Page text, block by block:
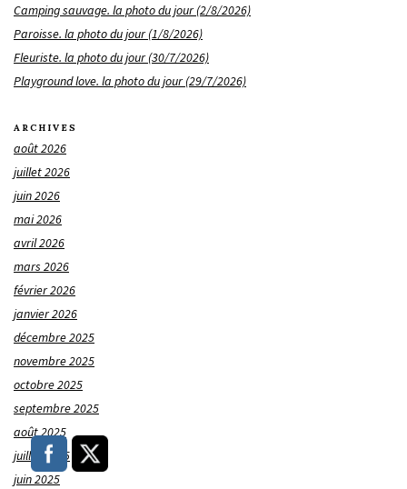
Camping sauvage. la photo du jour (2/8/2026)
Paroisse. la photo du jour (1/8/2026)
Fleuriste. la photo du jour (30/7/2026)
Playground love. la photo du jour (29/7/2026)
ARCHIVES
août 2026
juillet 2026
juin 2026
mai 2026
avril 2026
mars 2026
février 2026
janvier 2026
décembre 2025
novembre 2025
octobre 2025
septembre 2025
août 2025
juillet 2025
juin 2025